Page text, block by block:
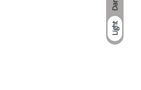
Dark
Light